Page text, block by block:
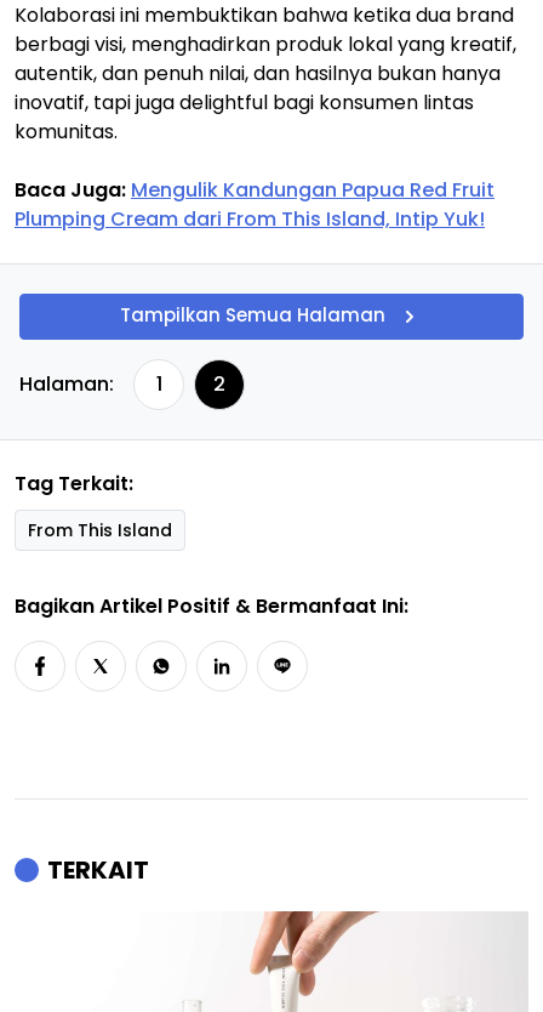
Kolaborasi ini membuktikan bahwa ketika dua brand
berbagi visi, menghadirkan produk lokal yang kreatif,
autentik, dan penuh nilai, dan hasilnya bukan hanya
inovatif, tapi juga delightful bagi konsumen lintas
komunitas.
Baca Juga: Mengulik Kandungan Papua Red Fruit
Plumping Cream dari From This Island, Intip Yuk!
Tampilkan Semua Halaman
Halaman: 1 2
Tag Terkait:
From This Island
Bagikan Artikel Positif & Bermanfaat Ini:
TERKAIT